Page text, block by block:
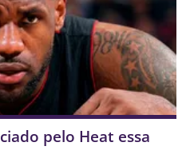
pelo Heat essa